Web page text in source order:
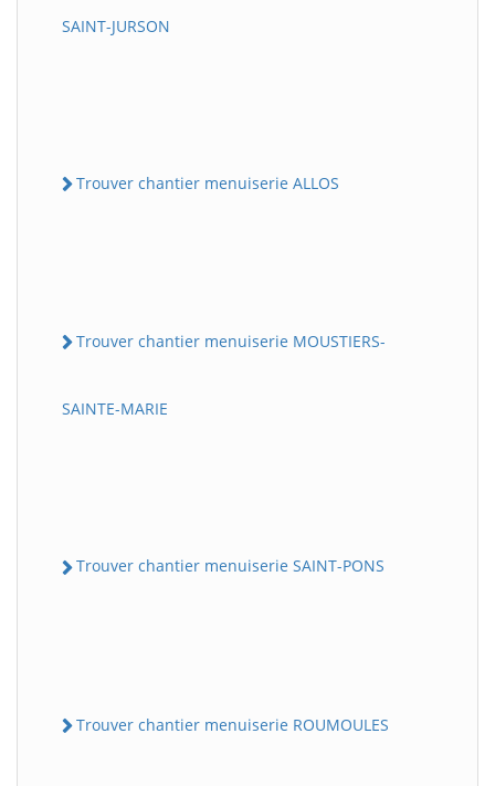
SAINT-JURSON
Trouver chantier menuiserie ALLOS
Trouver chantier menuiserie MOUSTIERS-
SAINTE-MARIE
Trouver chantier menuiserie SAINT-PONS
Trouver chantier menuiserie ROUMOULES